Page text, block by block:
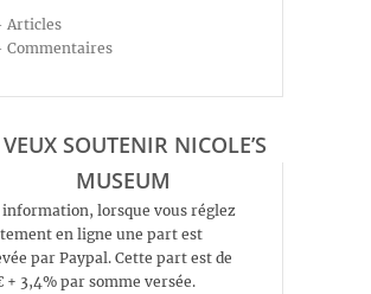
Articles
Commentaires
VEUX SOUTENIR NICOLE’S
MUSEUM
information, lorsque vous réglez
en ligne une part est
par Paypal. Cette part est de
+ 3,4% par somme versée.